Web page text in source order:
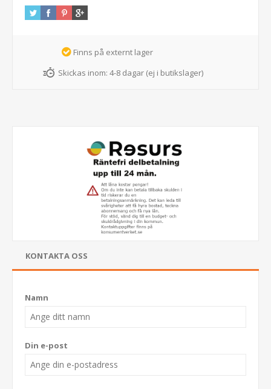
Finns på externt lager
Skickas inom: 4-8 dagar (ej i butikslager)
KONTAKTA OSS
Namn
Din e-post